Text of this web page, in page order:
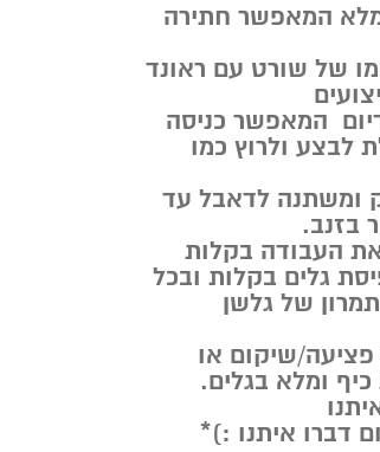
מלא המאפשר חתירה
של שורט עם ראונד
המאפשר כניסה
לבצע ולרוץ כמו
ומשתנה לדאבל עד
בזנב.
העבודה בקלות
גלים בקלות ובכל
של גלשן
שיקום או
ומלא בגלים.
דברו איתנו :)*